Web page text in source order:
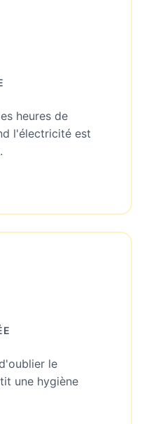
heures de
l'électricité est
le
une hygiène